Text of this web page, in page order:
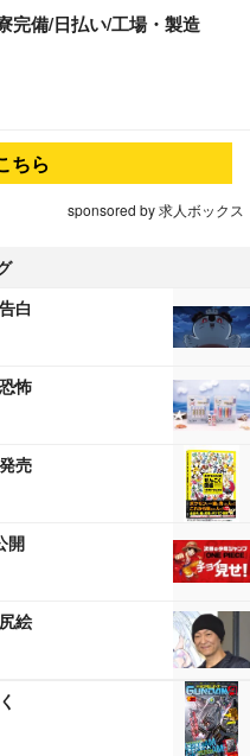
完備/日払い/工場・製造
ちら
sponsored by 求人ボックス
白
怖
売
開
絵